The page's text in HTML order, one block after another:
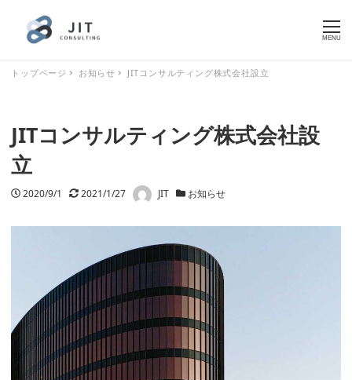
MENU
トップページ お知らせ JITコンサルティング株式会社設立
JITコンサルティング株式会社設
立
投稿日
2020/9/1 更新日
2021/1/27 著者 JIT カテゴリー
お知らせ